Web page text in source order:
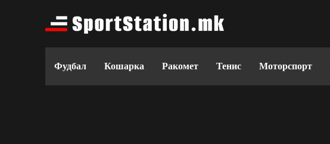
Фудбал Кошарка Ракомет Тенис Моторспорт